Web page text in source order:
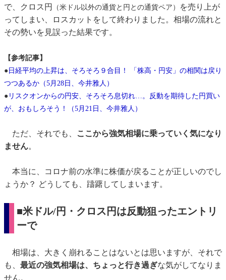
で、クロス円
（米ドル以外の通貨と円との通貨ペア）
を売り上が
ってしまい、ロスカットをして終わりました。相場の流れと
その勢いを見誤った結果です。
【参考記事】
● 日経平均の上昇は、そろそろ９合目！ 「株高・円安」の相関は戻り
つつあるか（5月28日、今井雅人）
● リスクオンからの円安、そろそろ息切れ…。反動を期待した円買い
が、おもしろそう！（5月21日、今井雅人）
ただ、それでも、
ここから強気相場に乗っていく気になり
ません。
本当に、コロナ前の水準に株価が戻ることが正しいのでし
ょうか？ どうしても、躊躇してしまいます。
■米ドル/円・クロス円は反動狙ったエントリ
ーで
相場は、大きく崩れることはないとは思いますが、それで
も、 最近の強気相場は、ちょっと行き過ぎな気がしてなりま
せん。